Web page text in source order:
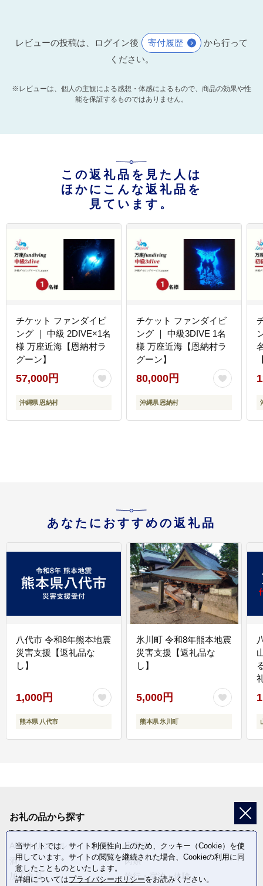
レビューの投稿は、ログイン後 寄付履歴
から行って
ください。
※レビューは、個人の主観による感想・体感によるもので、商品の効果や性
能を保証するものではありません。
この返礼品を見た人は
ほかにこんな返礼品を
見ています。
チケット ファンダイビ
ング ｜ 中級 2DIVE×1名
様 万座近海【恩納村ラ
グーン】
57,000円
沖縄県 恩納村
チケット ファンダイビ
ング ｜ 中級3DIVE 1名
様 万座近海【恩納村ラ
グーン】
80,000円
沖縄県 恩納村
あなたにおすすめの返礼品
八代市 令和8年熊本地震
災害支援【返礼品な
し】
1,000円
熊本県 八代市
氷川町 令和8年熊本地震
災害支援【返礼品な
し】
5,000円
熊本県 氷川町
お礼の品から探す
ANAオリジナル
定期便
酒
肉類
加工食品
旅行・宿泊・体験
当サイトでは、サイト利便性向上のため、クッキー（Cookie）を使
用しています。サイトの閲覧を継続された場合、Cookieの利用に同
意したことものといたします。
詳細についてはプライバシーポリシーをお読みください。